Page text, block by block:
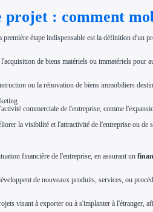
Création d'entreprise
Cession d'entreprise
Aides Ressources Humaines
Subventions
Accompagnement entreprise
Aides Fiscales et sociales
Crédits & réductions d'impôt
Exonération fiscale
Prêt d'honneur
Garantie bancaire entreprise
Aides par organisme financeur
Aides Bpifrance
projet : comment
première étape indispensable est la définition d'un
de biens matériels ou immatériels pour
ou la rénovation de biens immobiliers
commerciale de l'entreprise, comme
la visibilité et l'attractivité de l'entreprise ou
financière de l'entreprise, en assurant un
de nouveaux produits, services, ou
visant à exporter ou à s'implanter à l'étranger,